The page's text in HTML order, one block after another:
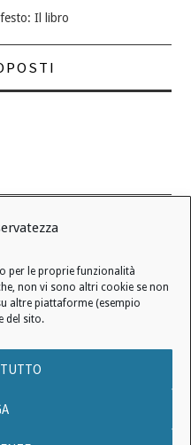
per le proprie funzionalità
non vi sono altri cookie se non
altre piattaforme (esempio
del sito.
Il libro
|